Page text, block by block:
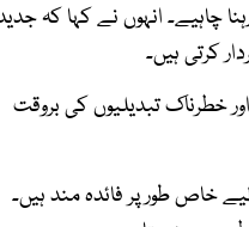
چاہیے۔ انہوں نے کہا کہ
کرتی ہیں۔
خطرناک تبدیلیوں کی بروقت
خاص طور پر فائدہ مند ہیں۔